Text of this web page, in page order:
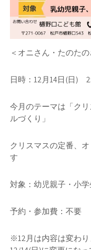
＜オニさん・たのた
日時：12月14日(日)
今月のテーマは「ク
ルづくり」
クリスマスの定番、
す
対象：幼児親子・小学
予約・参加費：不要
※12月は内容は変わり